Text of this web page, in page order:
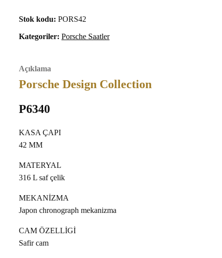
Stok kodu: PORS42
Kategoriler: Porsche Saatler
Açıklama
Porsche Design Collection
P6340
KASA ÇAPI
42 MM
MATERYAL
316 L saf çelik
MEKANİZMA
Japon chronograph mekanizma
CAM ÖZELLİGİ
Safir cam